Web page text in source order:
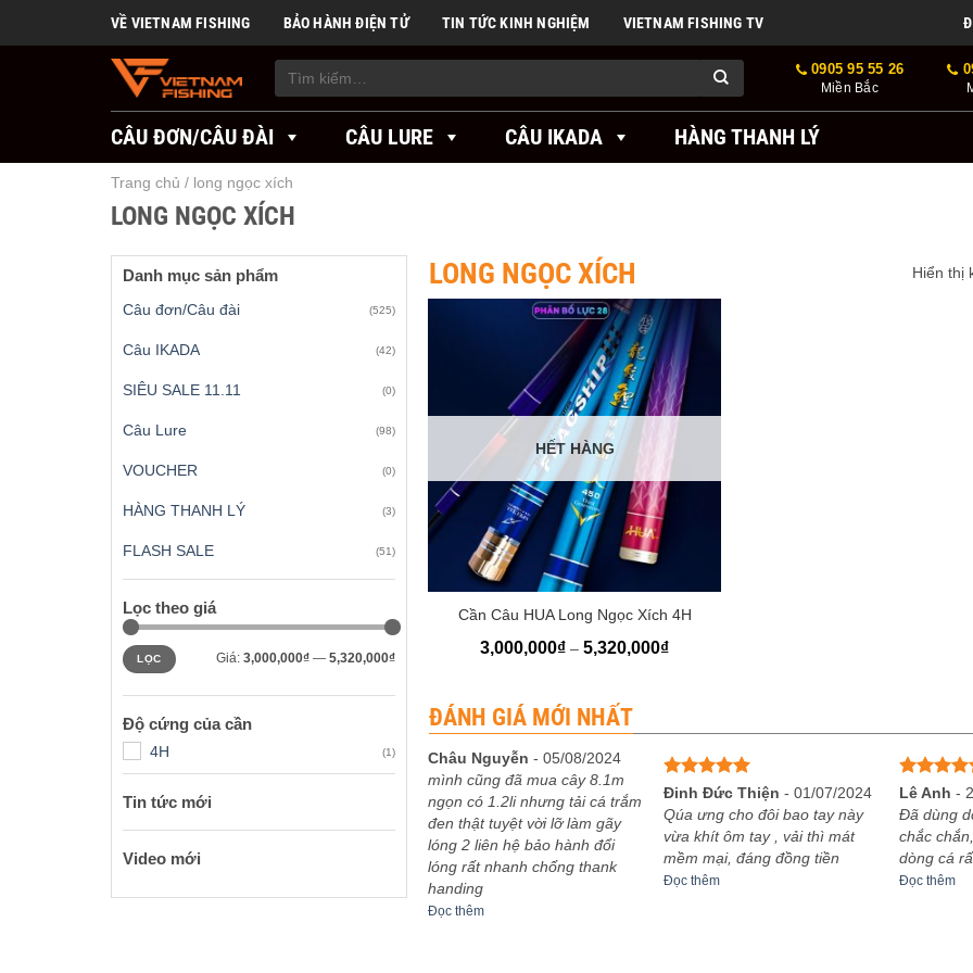
VỀ VIETNAM FISHING BẢO HÀNH ĐIỆN TỬ TIN TỨC KINH NGHIỆM VIETNAM FISHING TV
Tìm
kiếm:
0905 95 55 26
Miền Bắc
CÂU ĐƠN/CÂU ĐÀI CÂU LURE CÂU IKADA HÀNG THANH LÝ
Trang chủ / long ngọc xích
LONG NGỌC XÍCH
Danh mục sản phẩm
Câu đơn/Câu đài (525)
Câu IKADA (42)
SIÊU SALE 11.11 (0)
Câu Lure (98)
VOUCHER (0)
HÀNG THANH LÝ (3)
FLASH SALE (51)
Lọc theo giá
Giá
tối
thiểu
Giá
tối
đa
LỌC Giá: 3,000,000₫— 5,320,000₫
Độ cứng của cần
4H (1)
Tin tức mới
Video mới
LONG NGỌC XÍCH Hiển thị
HẾT HÀNG
Cần Câu HUA Long Ngọc Xích 4H
3,000,000₫ – 5,320,000₫Khoảng
giá:
ĐÁNH GIÁ MỚI NHẤT
Châu Nguyễn -05/08/2024
mình cũng đã mua cây 8.1m
ngọn có 1.2li nhưng tải cá trắm
đen thật tuyệt vời lỡ làm gãy
lóng 2 liên hệ bảo hành đổi
lóng rất nhanh chống thank
handing
Đọc thêm
Được xếp
hạng
sao
Đinh Đức Thiện -01/07/2024
Qúa ưng cho đôi bao tay này
vừa khít ôm tay , vải thì mát
mềm mại, đáng đồng tiền
Đọc thêm
Được xếp
hạng
sao
Lê Anh -
Đã dùng
chắc
dòng cá
Đọc thêm
03/12/2023
hạng
Sơn Ca
5m4 tuyệt vời